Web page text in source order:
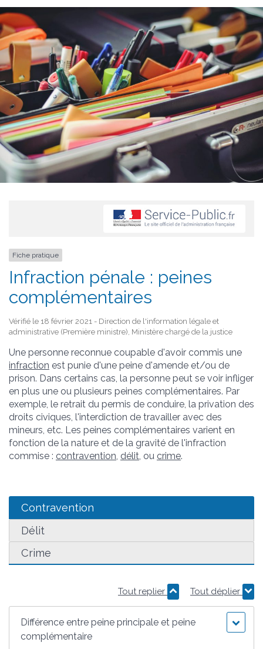
Fiche pratique
Infraction pénale : peines
complémentaires
Vérifié le 18 février 2021 - Direction de l'information légale et
administrative (Première ministre), Ministère chargé de la justice
Une personne reconnue coupable d'avoir commis une
infraction est punie d'une peine d'amende et/ou de
prison. Dans certains cas, la personne peut se voir infliger
en plus une ou plusieurs peines complémentaires. Par
exemple, le retrait du permis de conduire, la privation des
droits civiques, l'interdiction de travailler avec des
mineurs, etc. Les peines complémentaires varient en
fonction de la nature et de la gravité de l'infraction
commise : contravention, délit, ou crime.
Contravention
Délit
Crime
Tout replier Tout déplier
Différence entre peine principale et peine
complémentaire